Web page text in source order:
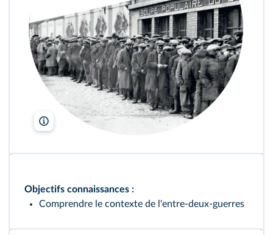
Roger‑Viollet
Objectifs connaissances :
Comprendre le contexte de l'entre‑deux‑guerres